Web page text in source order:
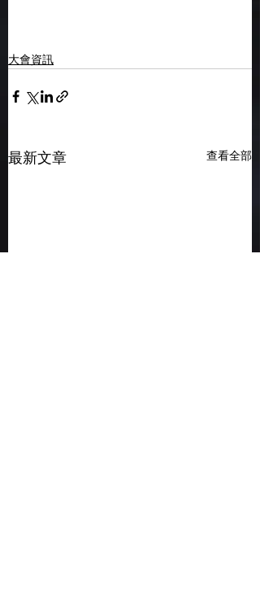
大會資訊
最新文章 查看全部